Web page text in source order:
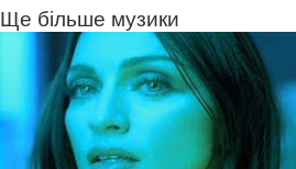
Ще більше музики